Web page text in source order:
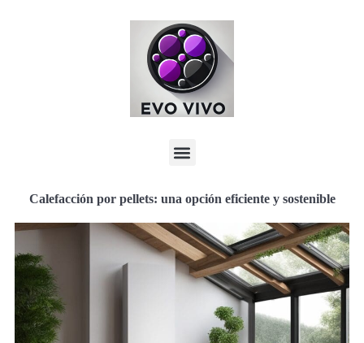
Calefacción por pellets: una opción eficiente y sostenible